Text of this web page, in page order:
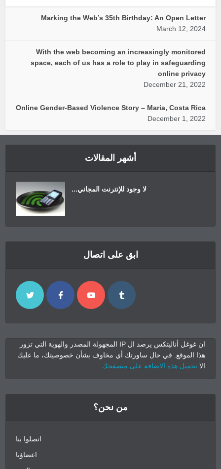
Marking the Web’s 35th Birthday: An Open Letter
March 12, 2024
With the web becoming an increasingly monitored
space, each of us has a role to play in safeguarding
online privacy
December 21, 2022
Online Gender-Based Violence Story – Maria, Costa Rica
December 1, 2022
أشهر المقالات
لا وجود للإنترنت المجاني...
ابق على اتصال
ان غوغل أناليتكس يرصد ال IP المجهولة المصدر والهوية التي تزور
هذا الموقع. في حال ساورتك أي مخاوف بشأن خصوصيتك، ما عليك
الا تحميل هذه الاضافة على متصفحك
من نحن؟
اتصلوا بنا
اعضاؤنا